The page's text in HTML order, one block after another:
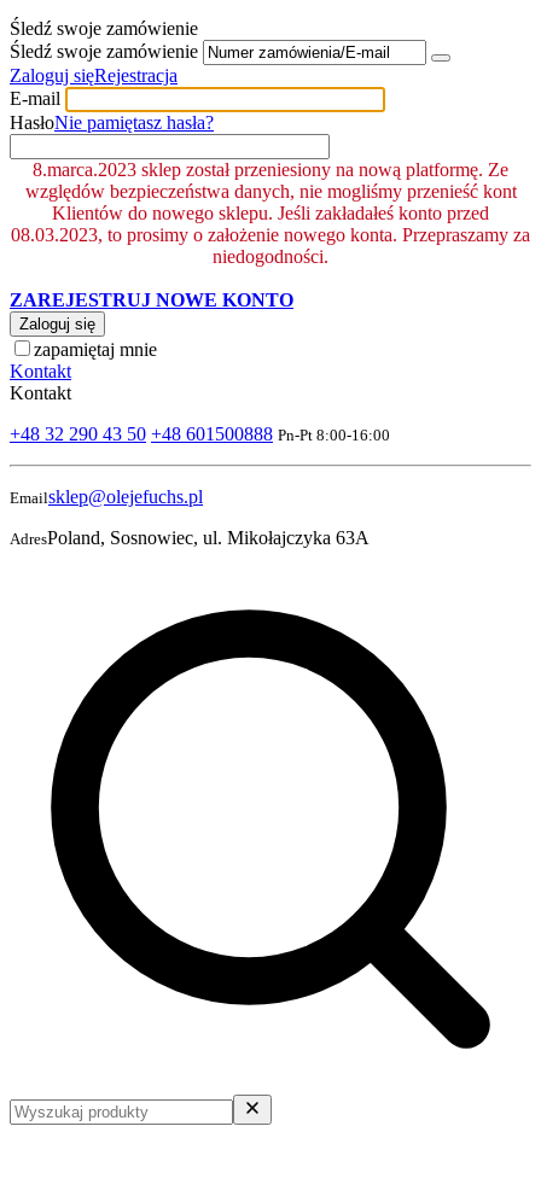
Śledź swoje zamówienie
Śledź swoje zamówienie
Zaloguj sięRejestracja
E-mail
HasłoNie pamiętasz hasła?
8.marca.2023 sklep został przeniesiony na nową platformę. Ze
względów bezpieczeństwa danych, nie mogliśmy przenieść kont
Klientów do nowego sklepu. Jeśli zakładałeś konto przed
08.03.2023, to prosimy o założenie nowego konta. Przepraszamy za
niedogodności.
ZAREJESTRUJ NOWE KONTO
Zaloguj się
zapamiętaj mnie
Kontakt
Kontakt
+48 32 290 43 50 +48 601500888 Pn-Pt 8:00-16:00
Emailsklep@olejefuchs.pl
AdresPoland, Sosnowiec, ul. Mikołajczyka 63A